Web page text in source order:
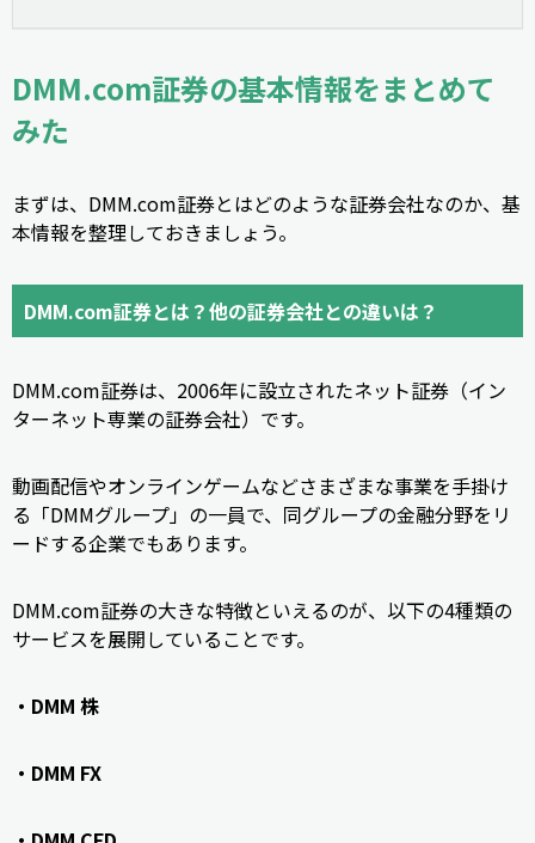
DMM.com証券の基本情報をまとめて
みた
まずは、DMM.com証券とはどのような証券会社なのか、基
本情報を整理しておきましょう。
DMM.com証券とは？他の証券会社との違いは？
DMM.com証券は、2006年に設立されたネット証券（イン
ターネット専業の証券会社）です。
動画配信やオンラインゲームなどさまざまな事業を手掛け
る「DMMグループ」の一員で、同グループの金融分野をリ
ードする企業でもあります。
DMM.com証券の大きな特徴といえるのが、以下の4種類の
サービスを展開していることです。
・DMM 株
・DMM FX